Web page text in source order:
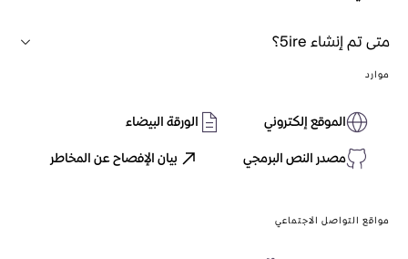
متى تم إنشاء 5ire؟
موارد
الموقع إلكتروني
الورقة البيضاء
مصدر النص البرمجي
بيان الإفصاح عن المخاطر
مواقع التواصل الاجتماعي